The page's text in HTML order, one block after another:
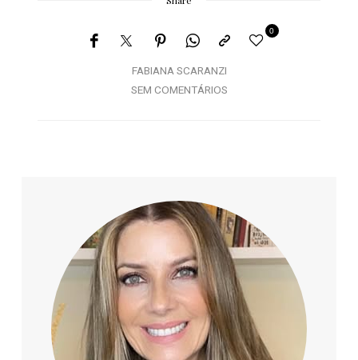
FABIANA SCARANZI
0
SEM COMENTÁRIOS